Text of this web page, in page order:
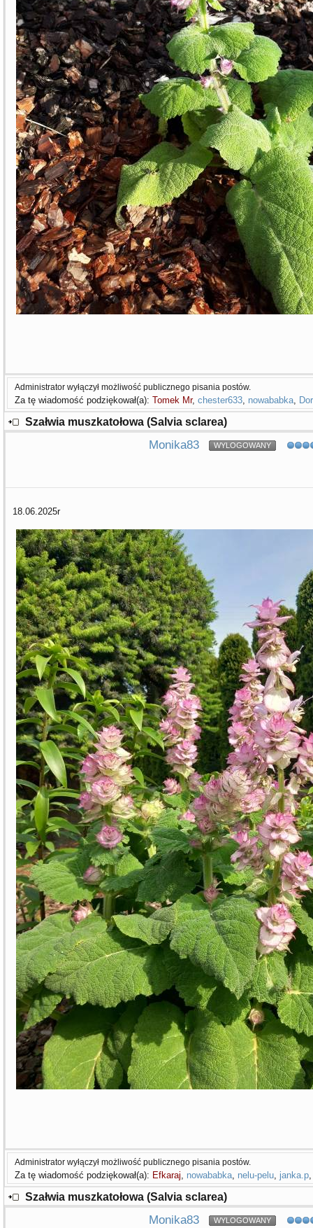
Administrator wyłączył możliwość publicznego pisania postów.
Za tę wiadomość podziękował(a): Tomek Mr, chester633 nowababka
Szałwia muszkatołowa (Salvia sclarea)
Monika83 WYLOGOWANY
18.06.2025r
Administrator wyłączył możliwość publicznego pisania postów.
Za tę wiadomość podziękował(a): Efkaraj nowababka nelu-pelu janka.p
Szałwia muszkatołowa (Salvia sclarea)
Monika83 WYLOGOWANY